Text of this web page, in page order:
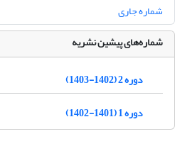
شماره جاری
شماره‌های پیشین نشریه
دوره 2 (1402-1403)
دوره 1 (1401-1402)